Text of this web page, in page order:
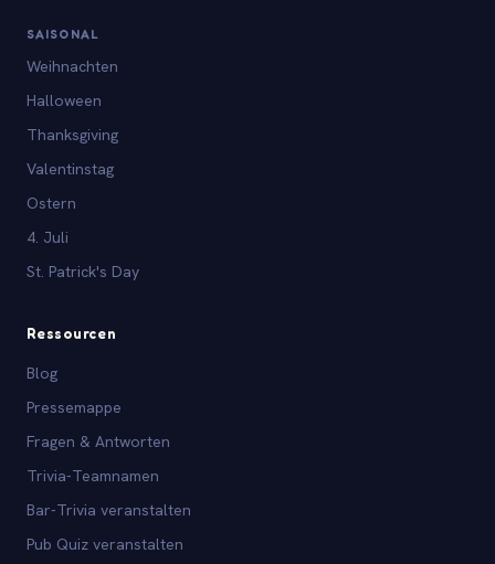
SAISONAL
Weihnachten
Halloween
Thanksgiving
Valentinstag
Ostern
4. Juli
St. Patrick's Day
Ressourcen
Blog
Pressemappe
Fragen & Antworten
Trivia-Teamnamen
Bar-Trivia veranstalten
Pub Quiz veranstalten